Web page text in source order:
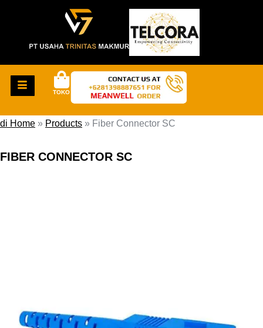
TOKO
di Home » Products » Fiber Connector SC
FIBER CONNECTOR SC